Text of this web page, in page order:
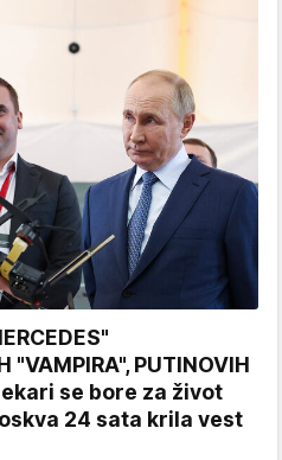
"VAMPIRA", PUTINOVIH
se bore za život
24 sata krila vest